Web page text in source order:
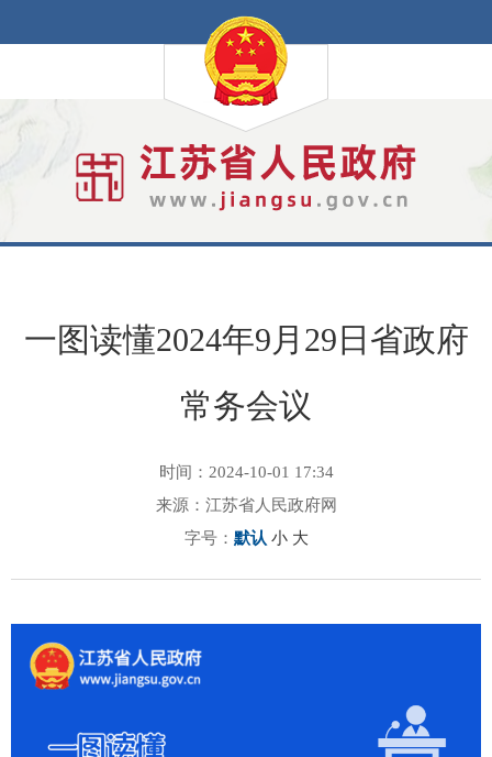
一图读懂2024年9月29日省政府
常务会议
时间：2024-10-01 17:34
来源：江苏省人民政府网
字号： 默认 小 大